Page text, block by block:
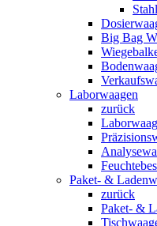
Big Bag
Laborwaagen
zurück
Paket- &
zurück
Paket- &